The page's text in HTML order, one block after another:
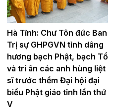
Hà Tĩnh: Chư Tôn đức Ban
Trị sự GHPGVN tỉnh dâng
hương bạch Phật, bạch Tổ
và tri ân các anh hùng liệt
sĩ trước thềm Đại hội đại
biểu Phật giáo tỉnh lần thứ
V